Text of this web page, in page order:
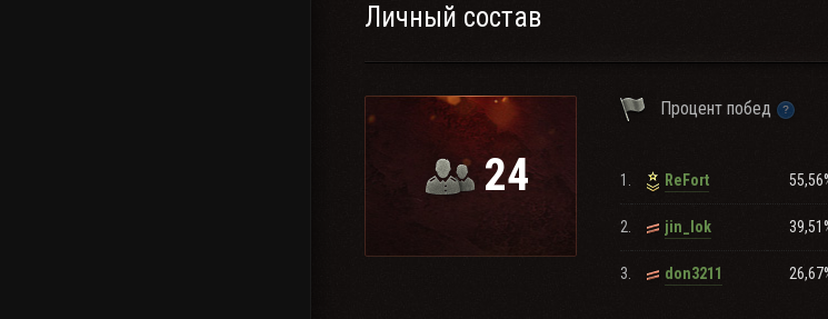
Личный состав
24
Процент побед
1. ReFort
2. jin_lok
3. don3211